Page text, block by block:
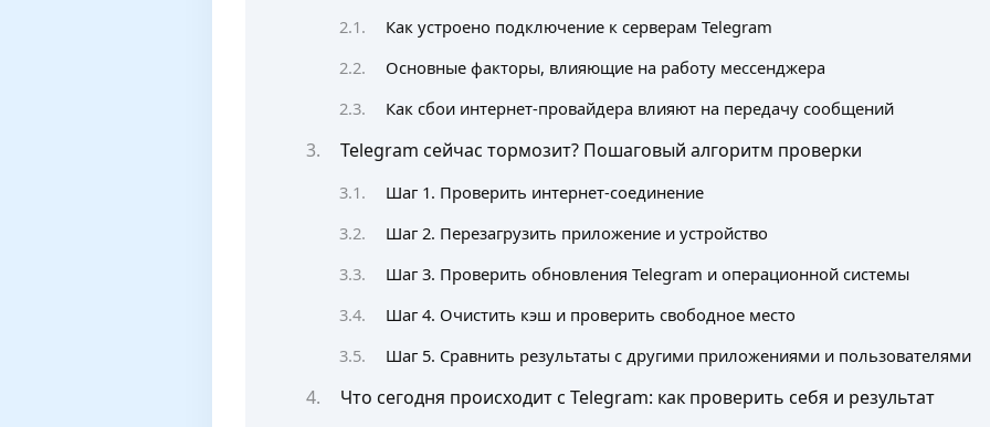
Как устроено подключение к серверам Telegram
Основные факторы, влияющие на работу мессенджера
Как сбои интернет-провайдера влияют на передачу сообщений
Telegram сейчас тормозит? Пошаговый алгоритм проверки
Шаг 1. Проверить интернет-соединение
Шаг 2. Перезагрузить приложение и устройство
Шаг 3. Проверить обновления Telegram и операционной системы
Шаг 4. Очистить кэш и проверить свободное место
Шаг 5. Сравнить результаты с другими приложениями и пользователями
Что сегодня происходит с Telegram: как проверить себя и результат